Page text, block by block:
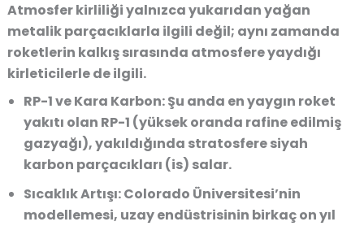
Atmosfer kirliliği yalnızca yukarıdan yağan
metalik parçacıklarla ilgili değil; aynı zamanda
roketlerin kalkış sırasında atmosfere yaydığı
kirleticilerle de ilgili.
RP-1 ve Kara Karbon:Şu anda en yaygın roket
yakıtı olan RP-1 (yüksek oranda rafine edilmiş
gazyağı), yakıldığında stratosferesiyah
karbon parçacıkları (is) salar.
Sıcaklık Artışı:Colorado Üniversitesi’nin
modellemesi, uzay endüstrisinin birkaç on yıl